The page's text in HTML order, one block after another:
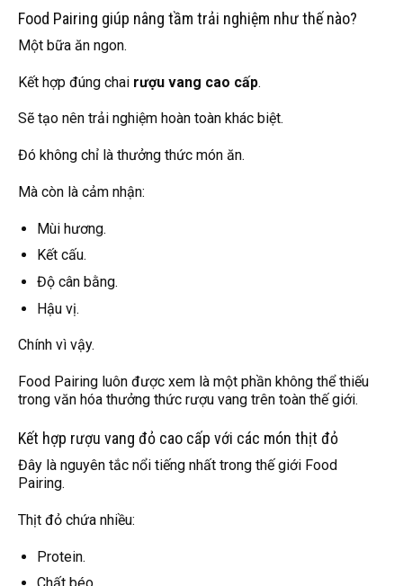
Food Pairing giúp nâng tầm trải nghiệm như thế nào?
Một bữa ăn ngon.
Kết hợp đúng chai rượu vang cao cấp.
Sẽ tạo nên trải nghiệm hoàn toàn khác biệt.
Đó không chỉ là thưởng thức món ăn.
Mà còn là cảm nhận:
Mùi hương.
Kết cấu.
Độ cân bằng.
Hậu vị.
Chính vì vậy.
Food Pairing luôn được xem là một phần không thể thiếu
trong văn hóa thưởng thức rượu vang trên toàn thế giới.
Kết hợp rượu vang đỏ cao cấp với các món thịt đỏ
Đây là nguyên tắc nổi tiếng nhất trong thế giới Food
Pairing.
Thịt đỏ chứa nhiều:
Protein.